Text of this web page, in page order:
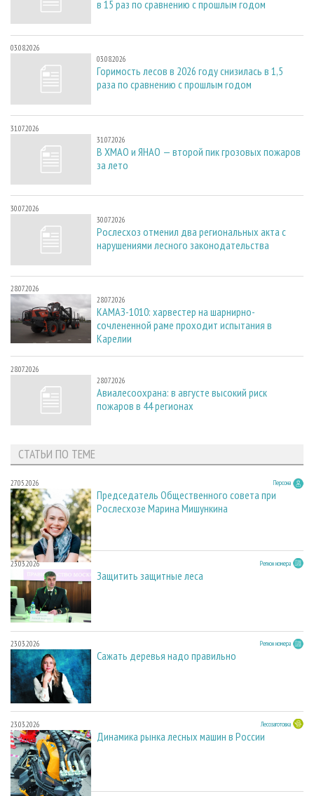
в 15 раз по сравнению с прошлым годом
03.08.2026
03.08.2026
Горимость лесов в 2026 году снизилась в 1,5
раза по сравнению с прошлым годом
31.07.2026
31.07.2026
В ХМАО и ЯНАО — второй пик грозовых пожаров
за лето
30.07.2026
30.07.2026
Рослесхоз отменил два региональных акта с
нарушениями лесного законодательства
28.07.2026
28.07.2026
КАМАЗ-1010: харвестер на шарнирно-
сочлененной раме проходит испытания в
Карелии
28.07.2026
28.07.2026
Авиалесоохрана: в августе высокий риск
пожаров в 44 регионах
СТАТЬИ ПО ТЕМЕ
27.05.2026 Персона
Председатель Общественного совета при
Рослесхозе Марина Мишункина
23.03.2026 Регион номера
Защитить защитные леса
23.03.2026 Регион номера
Сажать деревья надо правильно
23.03.2026 Лесозаготовка
Динамика рынка лесных машин в России